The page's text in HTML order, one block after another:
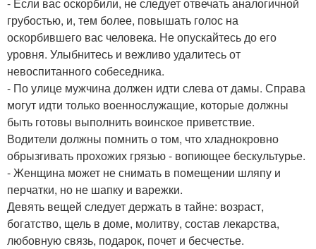
грубостью, и, тем более, повышать голос на
оскорбившего вас человека. Не опускайтесь до его
уровня. Улыбнитесь и вежливо удалитесь от
невоспитанного собеседника.
- По улице мужчина должен идти слева от дамы. Справа
могут идти только военнослужащие, которые должны
быть готовы выполнить воинское приветствие.
Водители должны помнить о том, что хладнокровно
обрызгивать прохожих грязью - вопиющее бескультурье.
- Женщина может не снимать в помещении шляпу и
перчатки, но не шапку и варежки.
Девять вещей следует держать в тайне: возраст,
богатство, щель в доме, молитву, состав лекарства,
любовную связь, подарок, почет и бесчестье.